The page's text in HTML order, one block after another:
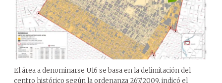
El área a denominarse U16 se basa en la delimitación del
centro histórico según la ordenanza 267/2009, indicó el